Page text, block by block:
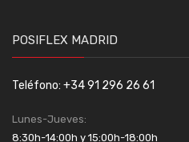
POSIFLEX MADRID
Teléfono: +34 91 296 26 61
Lunes-Jueves:
8:30h-14:00h y 15:00h-18:00h